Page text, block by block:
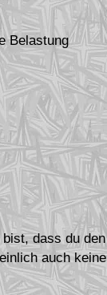
Belastung
dass du den
auch keine